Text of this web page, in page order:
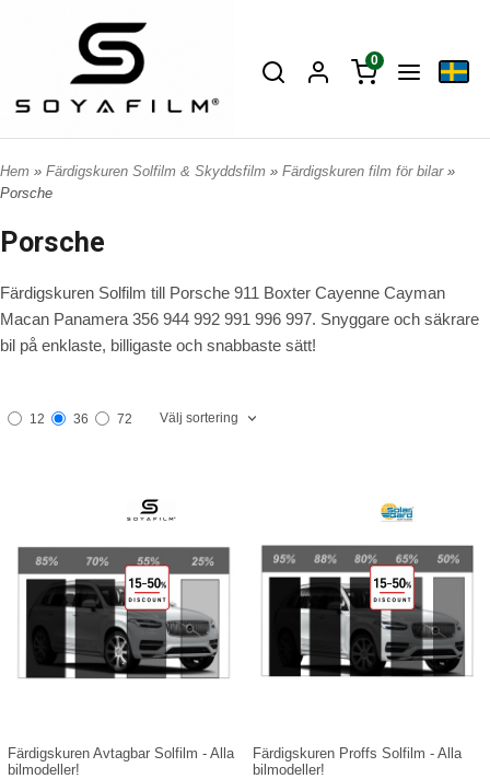
0
Hem » Färdigskuren Solfilm & Skyddsfilm » Färdigskuren film för bilar »
Porsche
Porsche
Färdigskuren Solfilm till Porsche 911 Boxter Cayenne Cayman
Macan Panamera 356 944 992 991 996 997. Snyggare och säkrare
bil på enklaste, billigaste och snabbaste sätt!
12 36 72 Välj sortering
Färdigskuren Avtagbar Solfilm - Alla
bilmodeller!
Färdigskuren Proffs Solfilm - Alla
bilmodeller!